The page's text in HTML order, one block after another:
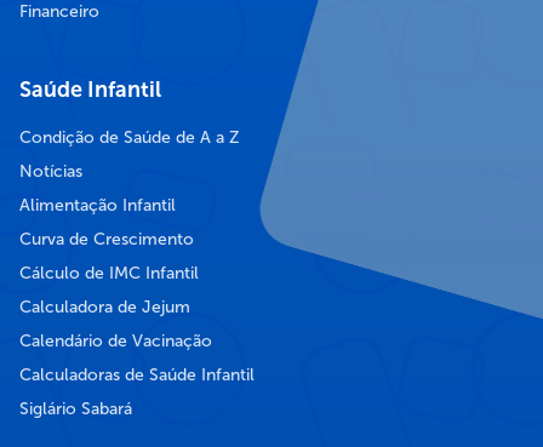
Financeiro
Saúde Infantil
Condição de Saúde de A a Z
Notícias
Alimentação Infantil
Curva de Crescimento
Cálculo de IMC Infantil
Calculadora de Jejum
Calendário de Vacinação
Calculadoras de Saúde Infantil
Siglário Sabará